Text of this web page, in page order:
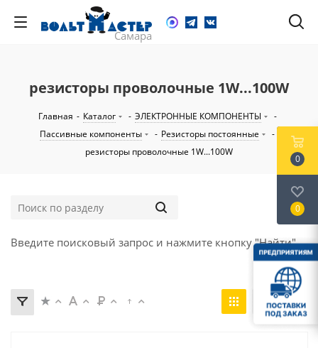
резисторы проволочные 1W...100W
Главная - Каталог - ЭЛЕКТРОННЫЕ КОМПОНЕНТЫ
-
Пассивные компоненты
- Резисторы постоянные
-
резисторы проволочные 1W...100W
Введите поисковый запрос и нажмите кнопку "Найти".
0
0